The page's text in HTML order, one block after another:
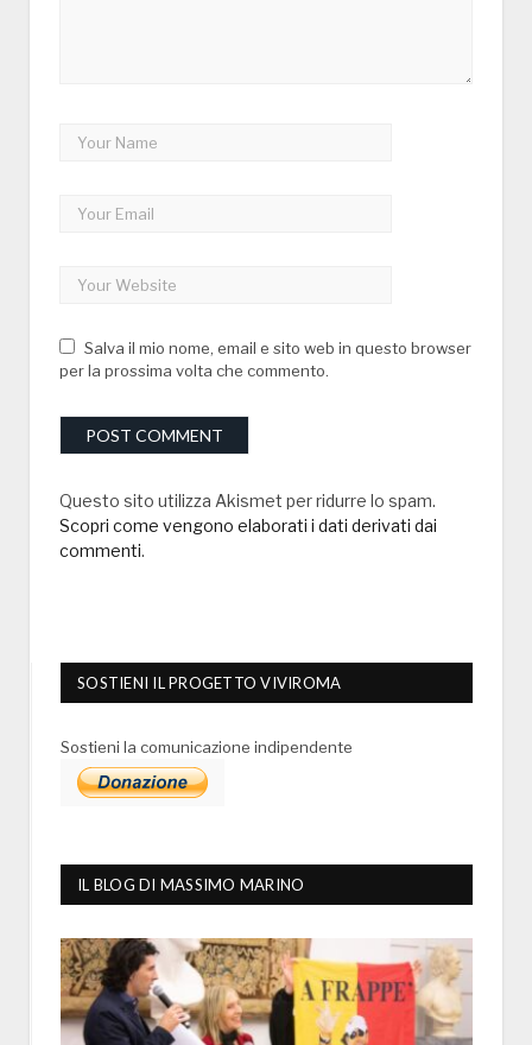
Salva il mio nome, email e sito web in questo browser
per la prossima volta che commento.
Questo sito utilizza Akismet per ridurre lo spam.
Scopri come vengono elaborati i dati derivati dai
commenti.
SOSTIENI IL PROGETTO VIVIROMA
Sostieni la comunicazione indipendente
IL BLOG DI MASSIMO MARINO